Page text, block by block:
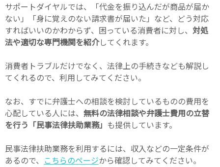
サポートダイヤルでは、「代金を振り込んだが商品が届か
ない」「身に覚えのない請求書が届いた」など、どう対応
すればいいのかわからず、困っている消費者に対し、 対処
法や適切な専門機関を紹介してくれます。
消費者トラブルだけでなく、法律上の手続きなども解説し
てくれるので、利用してみてください。
なお、すでに弁護士への相談を検討しているものの費用を
心配している人には、 無料の法律相談や弁護士費用の立替
を行う「民事法律扶助業務」 も提供しています。
民事法律扶助業務を利用するには、収入などの一定条件が
あるので、 こちらのページから確認してみてください。